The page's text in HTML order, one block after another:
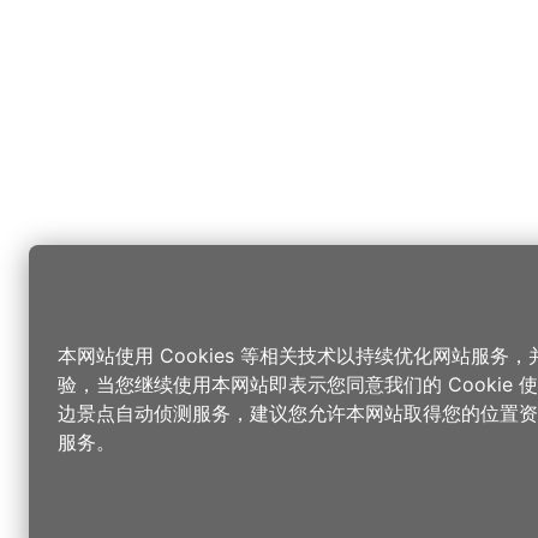
本网站使用 Cookies 等相关技术以持续优化网站服务，
验，当您继续使用本网站即表示您同意我们的 Cookie
边景点自动侦测服务，建议您允许本网站取得您的位置
服务。